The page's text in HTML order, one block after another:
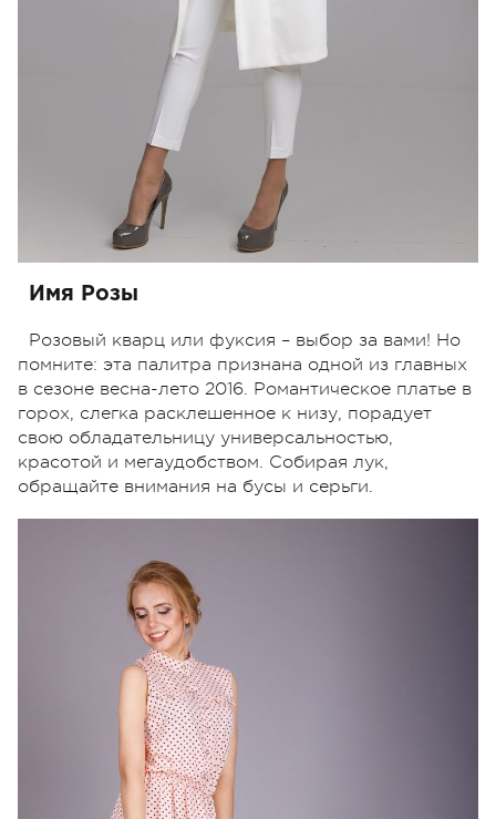
Имя Розы
Розовый кварц или фуксия – выбор за вами! Но
помните: эта палитра признана одной из главных
в сезоне весна-лето 2016. Романтическое платье в
горох, слегка расклешенное к низу, порадует
свою обладательницу универсальностью,
красотой и мегаудобством. Собирая лук,
обращайте внимания на бусы и серьги.